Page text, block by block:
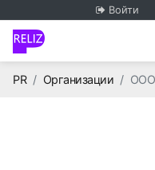
Войти
PRГлавная
Организации